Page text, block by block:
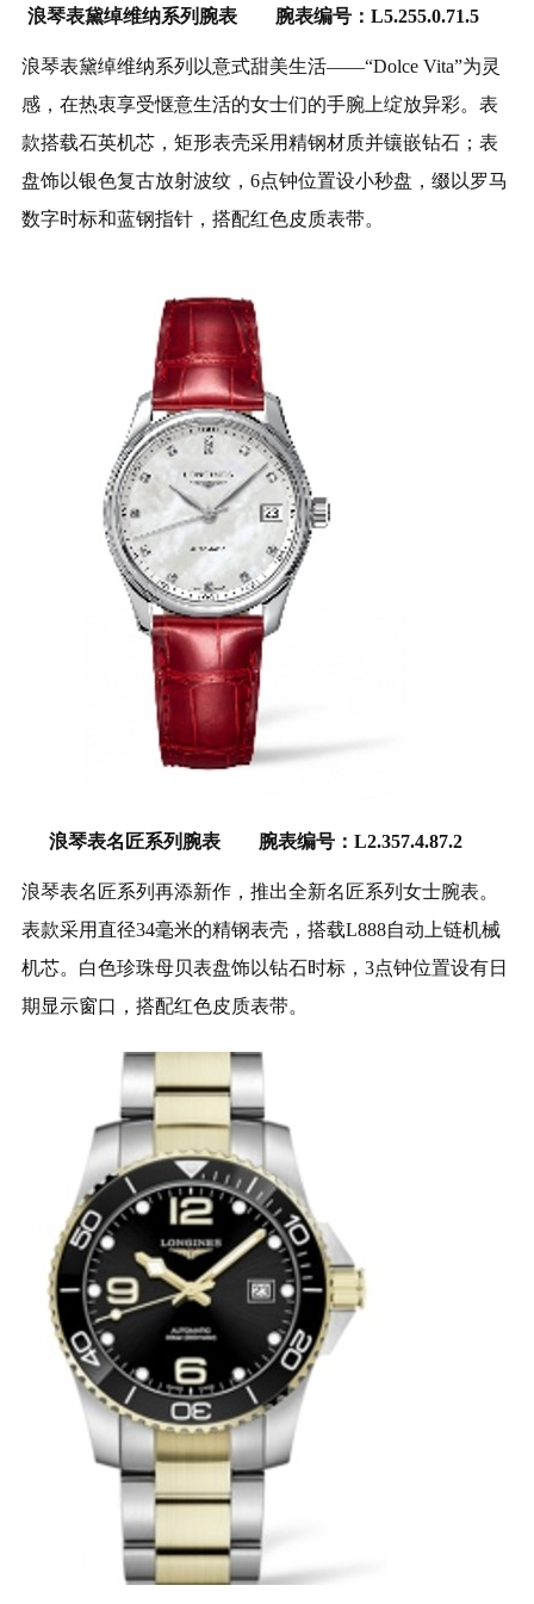
浪琴表黛绰维纳系列腕表 腕表编号：L5.255.0.71.5
浪琴表黛绰维纳系列以意式甜美生活——“Dolce Vita”为灵
感，在热衷享受惬意生活的女士们的手腕上绽放异彩。表
款搭载石英机芯，矩形表壳采用精钢材质并镶嵌钻石；表
盘饰以银色复古放射波纹，6点钟位置设小秒盘，缀以罗马
数字时标和蓝钢指针，搭配红色皮质表带。
浪琴表名匠系列腕表 腕表编号：L2.357.4.87.2
浪琴表名匠系列再添新作，推出全新名匠系列女士腕表。
表款采用直径34毫米的精钢表壳，搭载L888自动上链机械
机芯。白色珍珠母贝表盘饰以钻石时标，3点钟位置设有日
期显示窗口，搭配红色皮质表带。